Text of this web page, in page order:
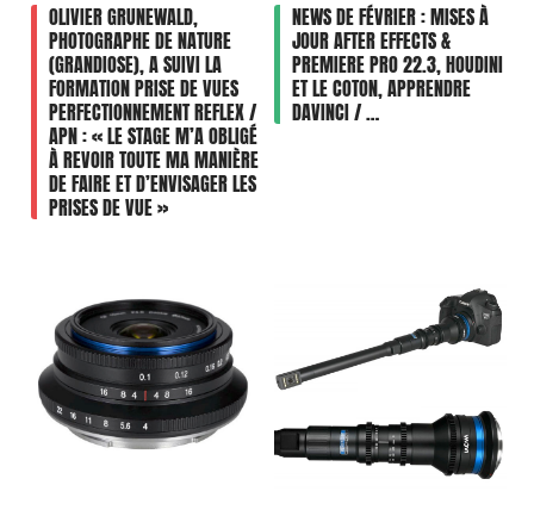
OLIVIER GRUNEWALD,
PHOTOGRAPHE DE NATURE
(GRANDIOSE), A SUIVI LA
FORMATION PRISE DE VUES
PERFECTIONNEMENT REFLEX /
APN : « LE STAGE M’A OBLIGÉ
À REVOIR TOUTE MA MANIÈRE
DE FAIRE ET D’ENVISAGER LES
PRISES DE VUE »
NEWS DE FÉVRIER : MISES À
JOUR AFTER EFFECTS &
PREMIERE PRO 22.3, HOUDINI
ET LE COTON, APPRENDRE
DAVINCI / …